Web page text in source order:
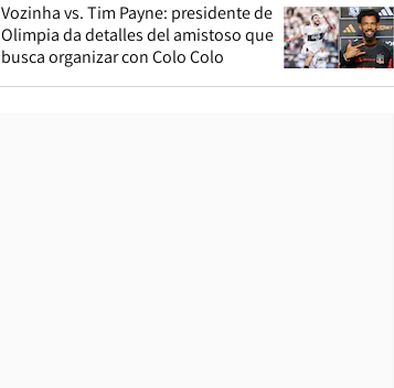
Vozinha vs. Tim Payne: presidente de
Olimpia da detalles del amistoso que
busca organizar con Colo Colo